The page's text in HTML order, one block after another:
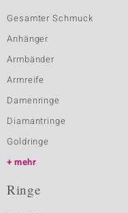
Gesamter Schmuck
Anhänger
Armbänder
Armreife
Damenringe
Diamantringe
Goldringe
mehr
Ringe